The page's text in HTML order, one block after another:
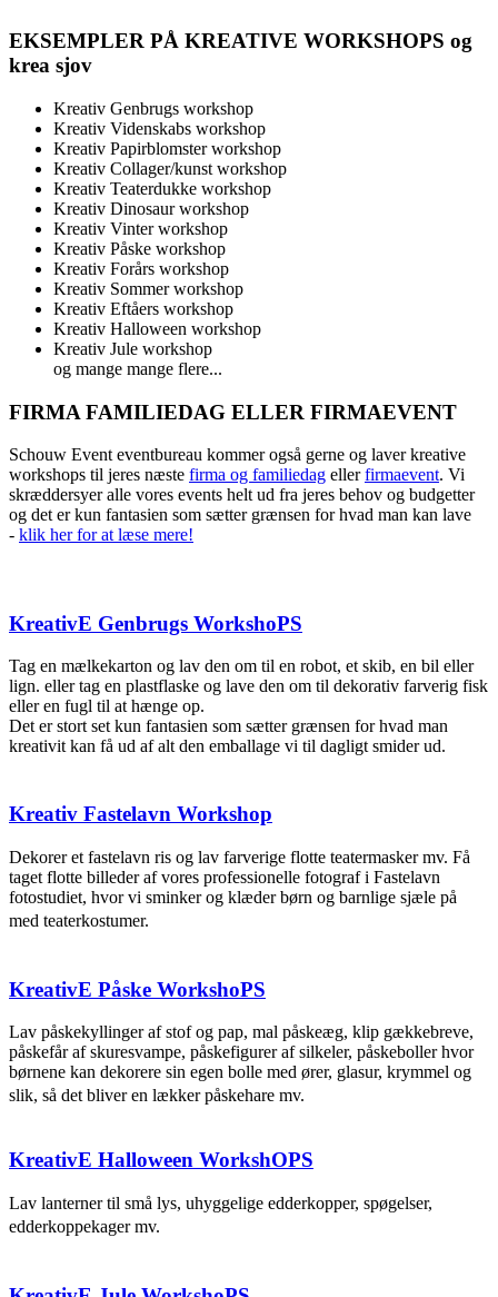
EKSEMPLER PÅ KREATIVE WORKSHOPS og
krea sjov
Kreativ Genbrugs workshop
Kreativ Videnskabs workshop
Kreativ Papirblomster workshop
Kreativ Collager/kunst workshop
Kreativ Teaterdukke workshop
Kreativ Dinosaur workshop
Kreativ Vinter workshop
Kreativ Påske workshop
Kreativ Forårs workshop
Kreativ Sommer workshop
Kreativ Eftåers workshop
Kreativ Halloween workshop
Kreativ Jule workshop
og mange mange flere...
FIRMA FAMILIEDAG ELLER FIRMAEVENT
Schouw Event eventbureau kommer også gerne og laver kreative
workshops til jeres næste firma og familiedag ellerfirmaevent. Vi
skræddersyer alle vores events helt ud fra jeres behov og budgetter
og det er kun fantasien som sætter grænsen for hvad man kan lave
- klik her for at læse mere!
KreativE Genbrugs WorkshoPS
Tag en mælkekarton og lav den om til en robot, et skib, en bil eller
lign. eller tag en plastflaske og lave den om til dekorativ farverig fisk
eller en fugl til at hænge op.
Det er stort set kun fantasien som sætter grænsen for hvad man
kreativit kan få ud af alt den emballage vi til dagligt smider ud.
Kreativ Fastelavn Workshop
Dekorer et fastelavn ris og lav farverige flotte teatermasker mv. Få
taget flotte billeder af vores professionelle fotograf i Fastelavn
fotostudiet, hvor vi sminker og klæder børn og barnlige sjæle på
med teaterkostumer.
KreativE Påske WorkshoPS
Lav påskekyllinger af stof og pap, mal påskeæg, klip gækkebreve,
påskefår af skuresvampe, påskefigurer af silkeler, påskeboller hvor
børnene kan dekorere sin egen bolle med ører, glasur, krymmel og
slik, så det bliver en lækker påskehare mv.
KreativE Halloween WorkshOPS
Lav lanterner til små lys, uhyggelige edderkopper, spøgelser,
edderkoppekager mv.